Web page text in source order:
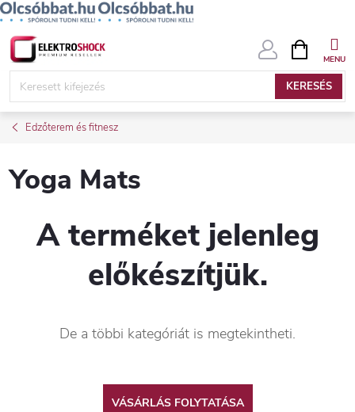
Ugrás
KERESÉS
KOSÁR
Edzőterem és fitnesz
Yoga Mats
A terméket jelenleg
előkészítjük.
De a többi kategóriát is megtekintheti.
VÁSÁRLÁS FOLYTATÁSA